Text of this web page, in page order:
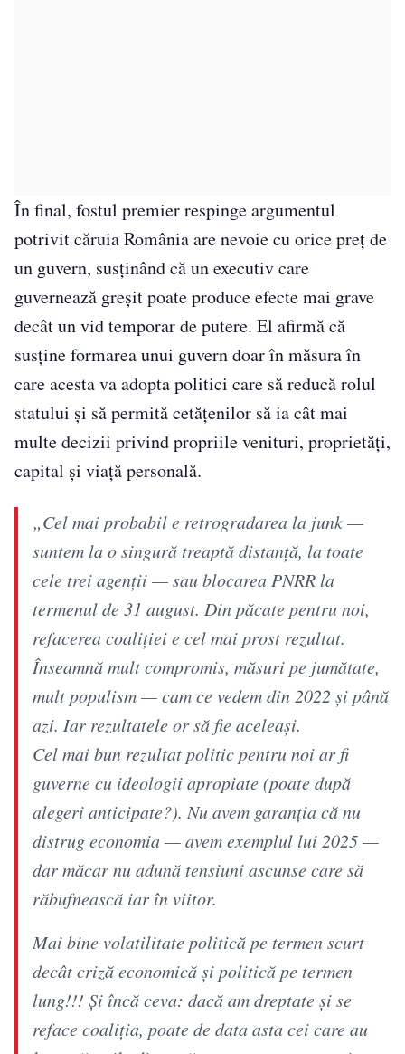
În final, fostul premier respinge argumentul
potrivit căruia România are nevoie cu orice preț de
un guvern, susținând că un executiv care
guvernează greșit poate produce efecte mai grave
decât un vid temporar de putere. El afirmă că
susține formarea unui guvern doar în măsura în
care acesta va adopta politici care să reducă rolul
statului și să permită cetățenilor să ia cât mai
multe decizii privind propriile venituri, proprietăți,
capital și viață personală.
„Cel mai probabil e retrogradarea la junk —
suntem la o singură treaptă distanță, la toate
cele trei agenții — sau blocarea PNRR la
termenul de 31 august. Din păcate pentru noi,
refacerea coaliției e cel mai prost rezultat.
Înseamnă mult compromis, măsuri pe jumătate,
mult populism — cam ce vedem din 2022 și până
azi. Iar rezultatele or să fie aceleași.
Cel mai bun rezultat politic pentru noi ar fi
guverne cu ideologii apropiate (poate după
alegeri anticipate?). Nu avem garanția că nu
distrug economia — avem exemplul lui 2025 —
dar măcar nu adună tensiuni ascunse care să
răbufnească iar în viitor.
Mai bine volatilitate politică pe termen scurt
decât criză economică și politică pe termen
lung!!! Și încă ceva: dacă am dreptate și se
reface coaliția, poate de data asta cei care au